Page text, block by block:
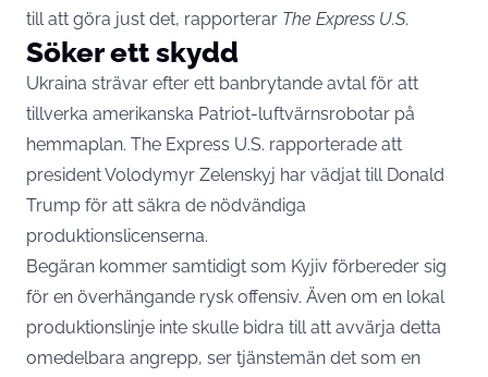
till att göra just det, rapporterar The Express U.S.
Söker ett skydd
Ukraina strävar efter ett banbrytande avtal för att
tillverka amerikanska Patriot-luftvärnsrobotar på
hemmaplan. The Express U.S. rapporterade att
president Volodymyr Zelenskyj har vädjat till Donald
Trump för att säkra de nödvändiga
produktionslicenserna.
Begäran kommer samtidigt som Kyjiv förbereder sig
för en överhängande rysk offensiv. Även om en lokal
produktionslinje inte skulle bidra till att avvärja detta
omedelbara angrepp, ser tjänstemän det som en